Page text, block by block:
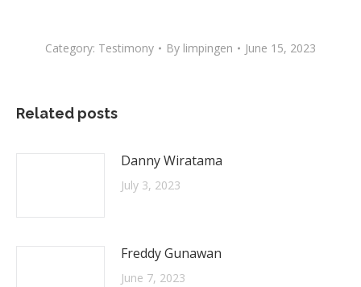
Category: Testimony By limpingen June 15, 2023
Related posts
Danny Wiratama
July 3, 2023
Freddy Gunawan
June 7, 2023